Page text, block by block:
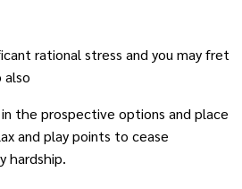
rational stress and you may fret
also
the prospective options and place
and play points to cease
hardship.